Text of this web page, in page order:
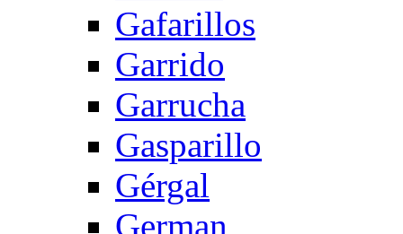
Gafarillos
Garrido
Garrucha
Gasparillo
Gérgal
German